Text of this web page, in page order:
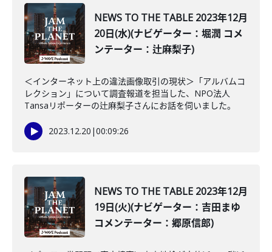
NEWS TO THE TABLE 2023年12月
20日(水)(ナビゲーター：堀潤 コメ
ンテーター：辻麻梨子)
＜インターネット上の違法画像取引の現状＞「アルバムコ
レクション」について調査報道を担当した、NPO法人
Tansaリポーターの辻麻梨子さんにお話を伺いました。
2023.12.20 |00:09:26
NEWS TO THE TABLE 2023年12月
19日(火)(ナビゲーター：吉田まゆ
コメンテーター：郷原信郎)